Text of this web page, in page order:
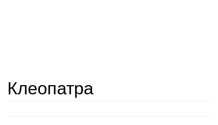
Клеопатра